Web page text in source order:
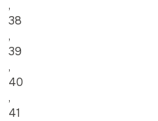
,
38
,
39
,
40
,
41